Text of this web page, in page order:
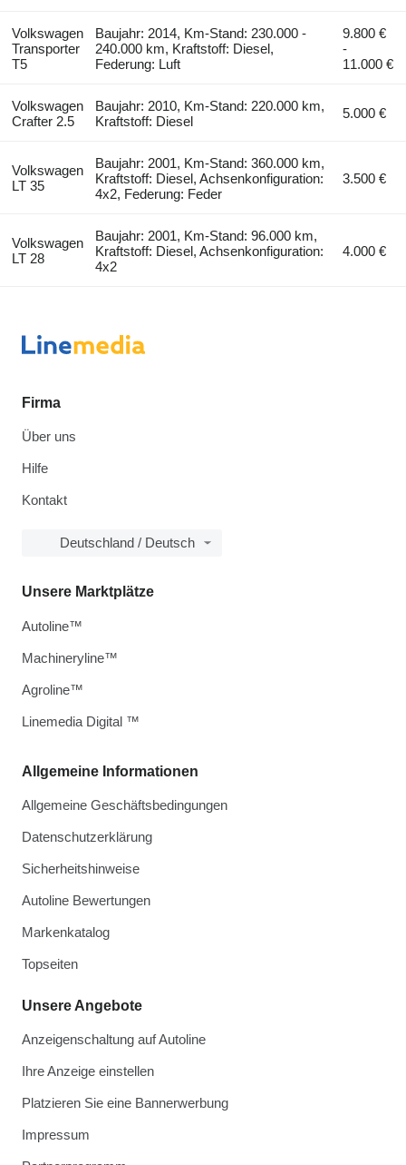
Volkswagen
Transporter
T5
Baujahr: 2014, Km-Stand: 230.000 -
240.000 km, Kraftstoff: Diesel,
Federung: Luft
9.800 €
-
11.000 €
Volkswagen
Crafter 2.5
Baujahr: 2010, Km-Stand: 220.000 km,
Kraftstoff: Diesel
5.000 €
Volkswagen
LT 35
Baujahr: 2001, Km-Stand: 360.000 km,
Kraftstoff: Diesel, Achsenkonfiguration:
4x2, Federung: Feder
3.500 €
Volkswagen
LT 28
Baujahr: 2001, Km-Stand: 96.000 km,
Kraftstoff: Diesel, Achsenkonfiguration:
4x2
4.000 €
Firma
Über uns
Hilfe
Kontakt
Deutschland / Deutsch
Allgemeine Informationen
Allgemeine Geschäftsbedingungen
Datenschutzerklärung
Sicherheitshinweise
Autoline Bewertungen
Markenkatalog
Topseiten
Unsere Angebote
Anzeigenschaltung auf Autoline
Ihre Anzeige einstellen
Platzieren Sie eine Bannerwerbung
Impressum
Unsere Marktplätze
Autoline™
Machineryline™
Agroline™
Linemedia Digital ™